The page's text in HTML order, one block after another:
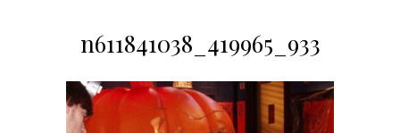
n611841038_419965_933